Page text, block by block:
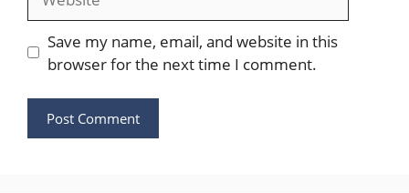
Save my name, email, and website in this
browser for the next time I comment.